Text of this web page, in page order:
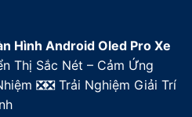
Hình Android Oled Pro Xe
Thị Sắc Nét – Cảm Ứng
❎❎ Trải Nghiệm Giải Trí